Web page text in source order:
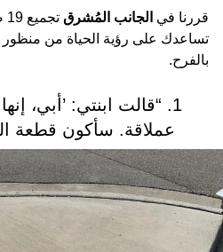
قررنا في الجانب المُشرق
تساعدك على رؤية الحياة من
بالفرح.
1. “قالت ابنتي: ’أبي،
عملاقة. سأكون قطعة